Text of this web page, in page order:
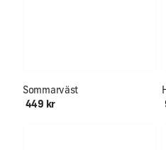
Sommarväst
449 kr